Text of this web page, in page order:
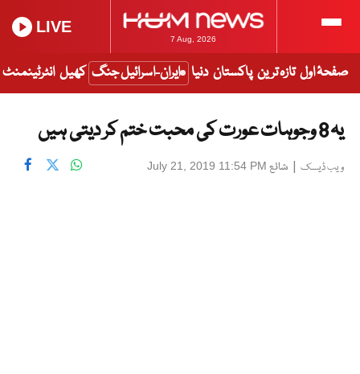
7 Aug, 2026
LIVE
صفحۂ اول تازہ ترین پاکستان دنیا ایران-اسرائیل جنگ کھیل انٹرٹینمنٹ
یہ 8 وجوہات عورت کی محبت ختم کر دیتی ہیں
ویب ڈیسک | شائع July 21, 2019 11:54 PM